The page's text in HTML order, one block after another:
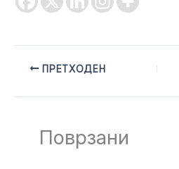
ПРЕТХОДЕН
Поврзани